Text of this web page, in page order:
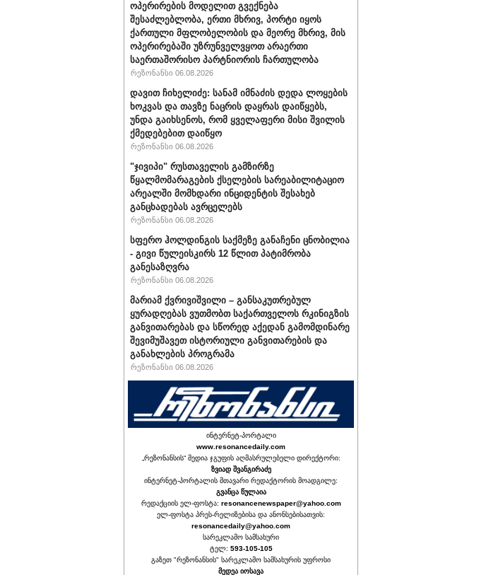
ოპერირების მოდელით გვექნება
შესაძლებლობა, ერთი მხრივ, პორტი იყოს
ქართული მფლობელობის და მეორე მხრივ, მის
ოპერირებაში უზრუნველვყოთ არაერთი
საერთაშორისო პარტნიორის ჩართულობა
რეზონანსი 06.08.2026
დავით ჩიხელიძე: სანამ იმნაძის დედა ლოყების
ხოკვას და თავზე ნაცრის დაყრას დაიწყებს,
უნდა გაიხსენოს, რომ ყველაფერი მისი შვილის
ქმედებებით დაიწყო
რეზონანსი 06.08.2026
"ჯივიპი" რუსთაველის გამზირზე
წყალმომარაგების ქსელების სარეაბილიტაციო
არეალში მომხდარი ინციდენტის შესახებ
განცხადებას ავრცელებს
რეზონანსი 06.08.2026
სფერო ჰოლდინგის საქმეზე განაჩენი ცნობილია
- გივი წულეისკირს 12 წლით პატიმრობა
განესაზღვრა
რეზონანსი 06.08.2026
მარიამ ქვრივიშვილი – განსაკუთრებულ
ყურადღებას ვუთმობთ საქართველოს რკინიგზის
განვითარებას და სწორედ აქედან გამომდინარე
შევიმუშავეთ ისტორიული განვითარების და
განახლების პროგრამა
რეზონანსი 06.08.2026
ინტერნეტ-პორტალი
www.resonancedaily.com
„რეზონანსის“ მედია ჯგუფის აღმასრულებელი დირექტორი:
ზვიად შვანგირაძე
ინტერნეტ-პორტალის მთავარი რედაქტორის მოადგილე:
გვანცა წულაია
რედაქციის ელ-ფოსტა: resonancenewspaper@yahoo.com
ელ-ფოსტა პრეს-რელიზებისა და ანონსებისათვის:
resonancedaily@yahoo.com
სარეკლამო სამსახური
ტელ: 593-105-105
გაზეთ "რეზონანსის" სარეკლამო სამსახურის უფროსი
მედეა იოსავა